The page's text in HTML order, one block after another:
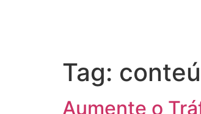
Tag:
Aumente o